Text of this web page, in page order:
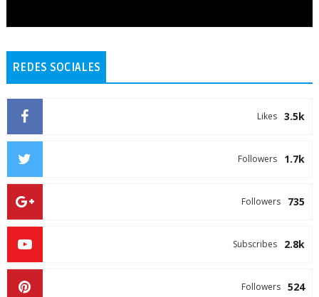
REDES SOCIALES
3.5k
Likes
1.7k
Followers
735
Followers
2.8k
Subscribes
524
Followers